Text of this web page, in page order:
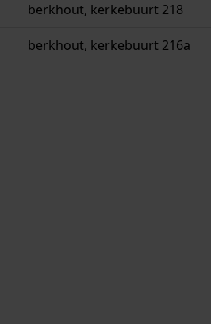
berkhout, kerkebuurt 218
berkhout, kerkebuurt 216a